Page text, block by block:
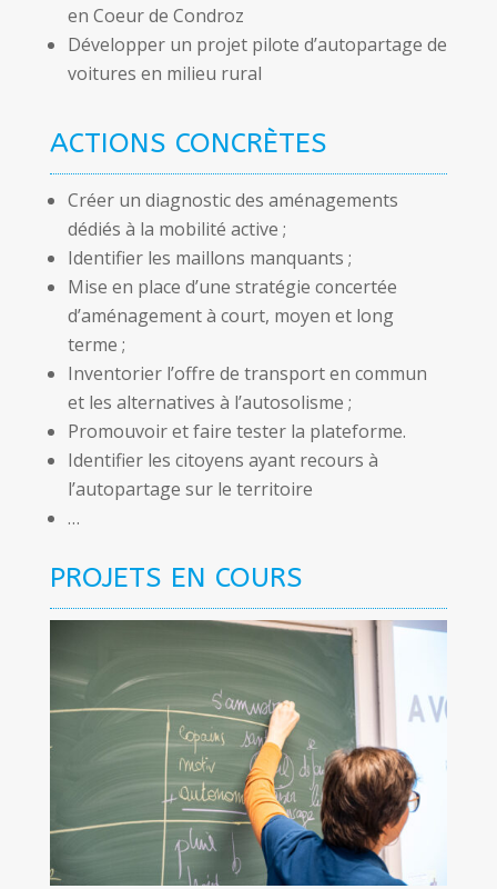
en Coeur de Condroz
Développer un projet pilote d’autopartage de
voitures en milieu rural
ACTIONS CONCRÈTES
Créer un diagnostic des aménagements
dédiés à la mobilité active ;
Identifier les maillons manquants ;
Mise en place d’une stratégie concertée
d’aménagement à court, moyen et long
terme ;
Inventorier l’offre de transport en commun
et les alternatives à l’autosolisme ;
Promouvoir et faire tester la plateforme.
Identifier les citoyens ayant recours à
l’autopartage sur le territoire
…
PROJETS EN COURS